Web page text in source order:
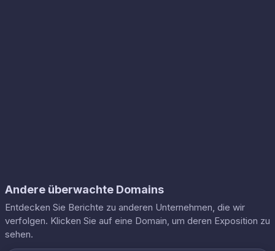
Andere überwachte Domains
Entdecken Sie Berichte zu anderen Unternehmen, die wir
verfolgen. Klicken Sie auf eine Domain, um deren Exposition zu
sehen.